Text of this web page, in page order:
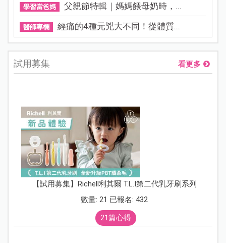
學習當爸媽 父親節特輯｜媽媽餵母奶時，...
醫師專欄 經痛的4種元兇大不同！從體質...
試用募集 看更多
【試用募集】Richell利其爾 T.L.I第二代乳牙刷系列
數量: 21 已報名: 432
21篇心得